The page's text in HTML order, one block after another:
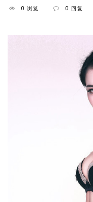
0 浏览 0 回复